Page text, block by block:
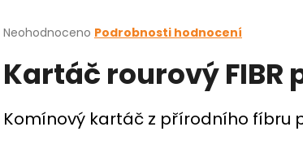
Průměrné
produktu
je
z
5
Neohodnoceno Podrobnosti hodnocení
Kartáč rourový FIBR
Komínový kartáč z přírodního fíbru
HLEDAT